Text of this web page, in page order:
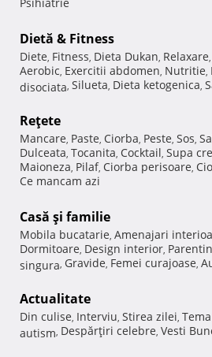
Dietă & Fitness
Diete, Fitness, Dieta Dukan, Relaxare,
Aerobic, Exercitii abdomen, Nutritie,
disociata, Silueta, Dieta ketogenica,
Reţete
Mancare, Paste, Ciorba, Peste, Sos,
Dulceata, Tocanita, Cocktail, Supa
Maioneza, Pilaf, Ciorba perisoare,
Ce mancam azi
Casă şi familie
Mobila bucatarie, Amenajari
Dormitoare, Design interior,
singura, Gravide, Femei curajoase,
Actualitate
Din culise, Interviu, Stirea zilei,
autism, Despărţiri celebre, Vesti